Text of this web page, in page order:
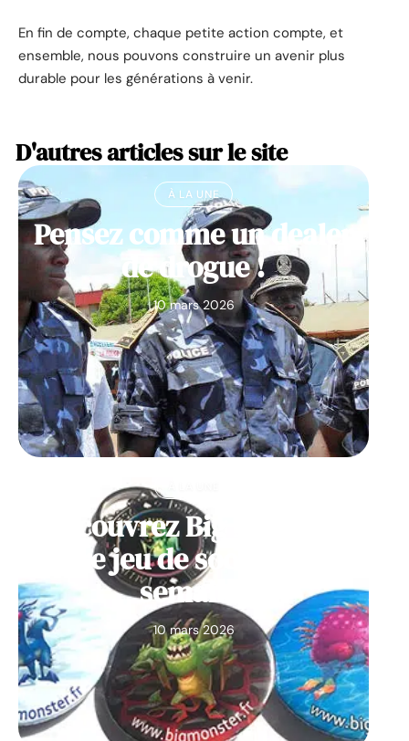
En fin de compte, chaque petite action compte, et
ensemble, nous pouvons construire un avenir plus
durable pour les générations à venir.
D'autres articles sur le site
À LA UNE
Pensez comme un dealer
de drogue !
10 mars 2026
Découvrez Big Monster,
notre jeu de société de la
semaine
10 mars 2026